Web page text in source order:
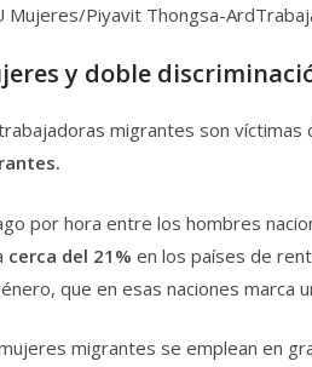
Mujeres/Piyavit Thongsa-
y doble
migrantes son víctimas
por hora entre los hombres
cerca del 21% en los países de
que en esas naciones marca
migrantes se emplean en